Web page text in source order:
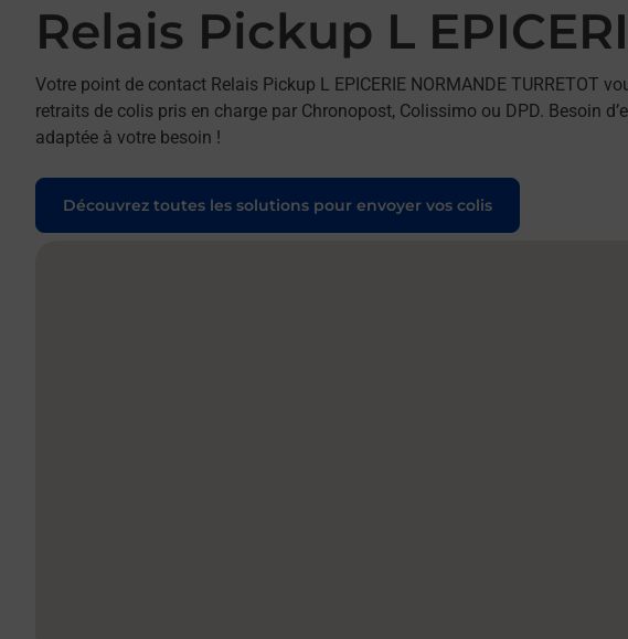
Relais Pickup L
Votre point de contact Relais Pickup L EPICERIE NORMANDE TURRETOT
retraits de colis pris en charge par Chronopost, Colissimo ou DPD. Besoin
adaptée à votre besoin !
Découvrez toutes les solutions pour envoyer vos colis